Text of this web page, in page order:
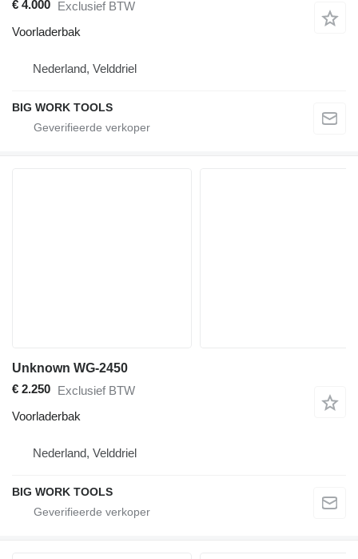
€ 4.000 Exclusief BTW
Voorladerbak
Nederland, Velddriel
BIG WORK TOOLS
Unknown WG-2450
€ 2.250 Exclusief BTW
Voorladerbak
Nederland, Velddriel
BIG WORK TOOLS